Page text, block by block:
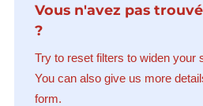
Vous n'avez pas
?
Try to reset filters to widen your
You can also give us more
form.